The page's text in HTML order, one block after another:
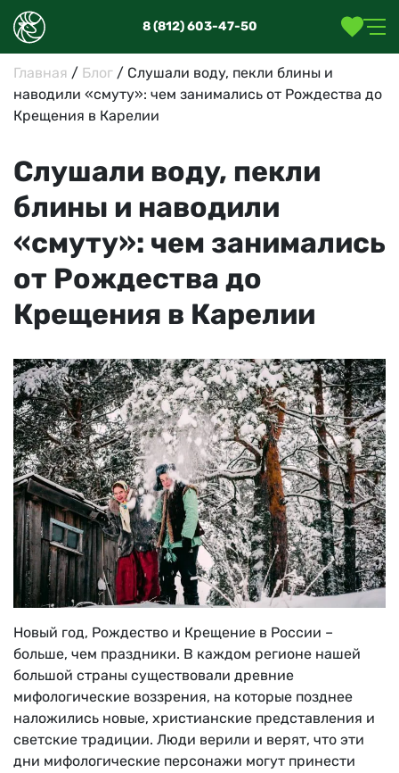
8 (812) 603-47-50
Главная / Блог / Слушали воду, пекли блины и
наводили «смуту»: чем занимались от Рождества до
Крещения в Карелии
Слушали воду, пекли
блины и наводили
«смуту»: чем занимались
от Рождества до
Крещения в Карелии
Новый год, Рождество и Крещение в России –
больше, чем праздники. В каждом регионе нашей
большой страны существовали древние
мифологические воззрения, на которые позднее
наложились новые, христианские представления и
светские традиции. Люди верили и верят, что эти
дни мифологические персонажи могут принести